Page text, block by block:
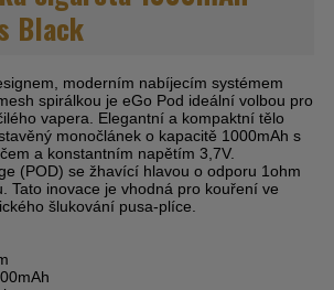
Black
moderním nabíjecím systémem
spirálkou je eGo Pod ideální volbou pro
vapera. Elegantní a kompaktní tělo
monočlánek o kapacitě 1000mAh s
a konstantním napětím 3,7V.
(POD) se žhavící hlavou o odporu 1ohm
Tato inovace je vhodná pro kouření ve
šlukování pusa-plíce.